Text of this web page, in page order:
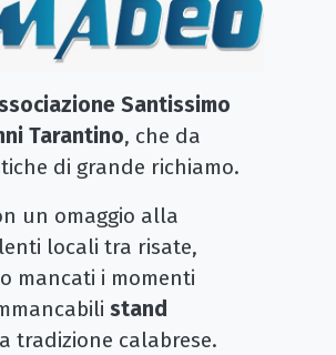
Santissimo
Tarantino, che da
di grande richiamo.
un omaggio alla
locali tra risate,
mancati i momenti
stand
tradizione calabrese.